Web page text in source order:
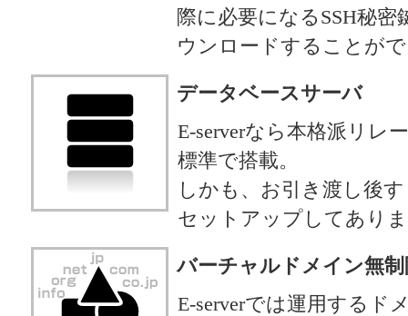
際に必要になるSSH秘
ウンロードすることが
データベースサーバ
E-serverなら本格派リレ
標準で搭載。
しかも、お引き渡し後
セットアップしてあり
バーチャルドメイン無制
E-serverでは運用するド